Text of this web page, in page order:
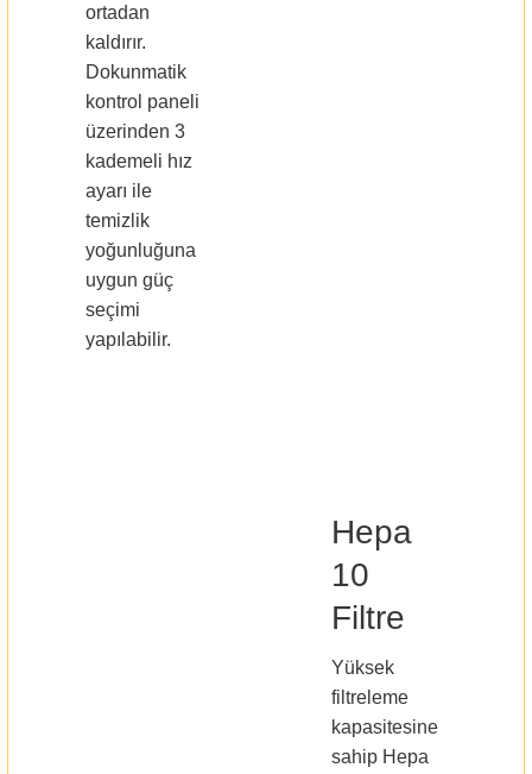
ortadan
kaldırır.
Dokunmatik
kontrol paneli
üzerinden 3
kademeli hız
ayarı ile
temizlik
yoğunluğuna
uygun güç
seçimi
yapılabilir.
Hepa
10
Filtre
Yüksek
filtreleme
kapasitesine
sahip Hepa